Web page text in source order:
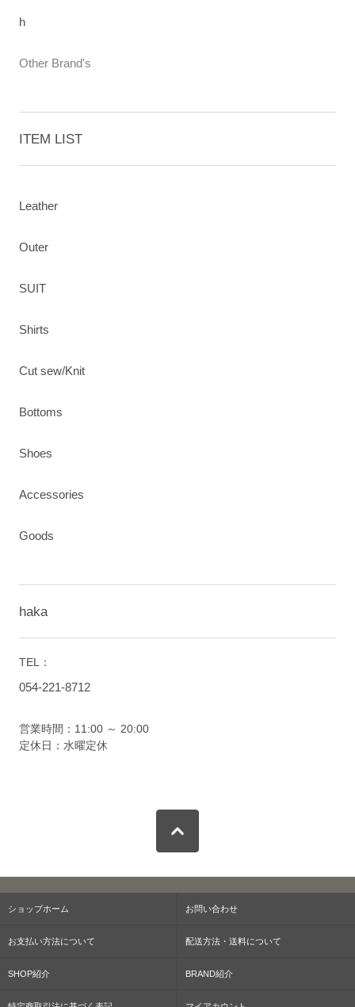
h
Other Brand's
ITEM LIST
Leather
Outer
SUIT
Shirts
Cut sew/Knit
Bottoms
Shoes
Accessories
Goods
haka
TEL：
054-221-8712
営業時間：11:00 ～ 20:00
定休日：水曜定休
ショップホーム お問い合わせ
お支払い方法について 配送方法・送料について
SHOP紹介 BRAND紹介